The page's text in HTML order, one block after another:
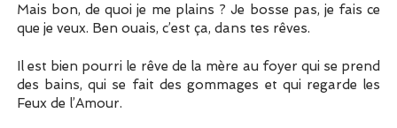
Mais bon, de quoi je me plains ? Je bosse pas, je fais ce
que je veux. Ben ouais, c’est ça, dans tes rêves.
Il est bien pourri le rêve de la mère au foyer qui se prend
des bains, qui se fait des gommages et qui regarde les
Feux de l’Amour.